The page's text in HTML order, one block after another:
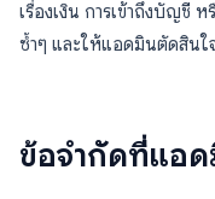
เรื่องเงิน การเข้าถึงบัญชี
ซ้ำๆ และให้แอดมินตัดสินใ
ข้อจำกัดที่แอ